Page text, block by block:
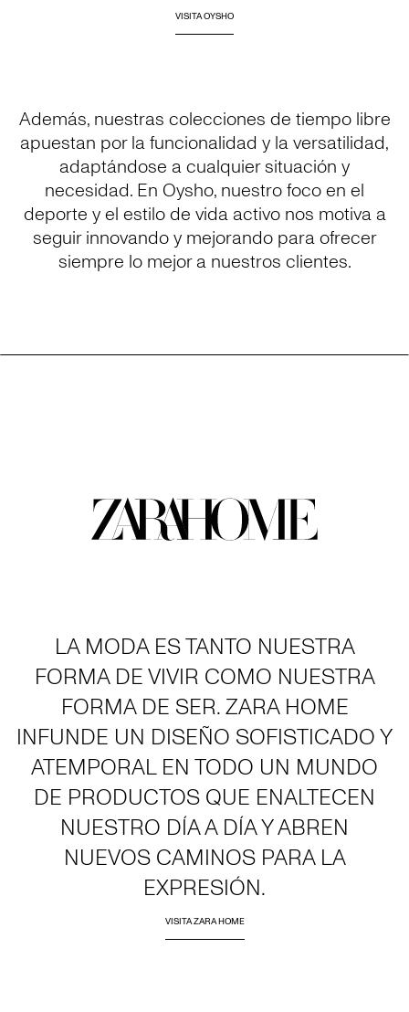
VISITA OYSHO
Además, nuestras colecciones de tiempo libre
apuestan por la funcionalidad y la versatilidad,
adaptándose a cualquier situación y
necesidad. En Oysho, nuestro foco en el
deporte y el estilo de vida activo nos motiva a
seguir innovando y mejorando para ofrecer
siempre lo mejor a nuestros clientes.
LA MODA ES TANTO NUESTRA
FORMA DE VIVIR COMO NUESTRA
FORMA DE SER. ZARA HOME
INFUNDE UN DISEÑO SOFISTICADO Y
ATEMPORAL EN TODO UN MUNDO
DE PRODUCTOS QUE ENALTECEN
NUESTRO DÍA A DÍA Y ABREN
NUEVOS CAMINOS PARA LA
EXPRESIÓN.
VISITA ZARA HOME